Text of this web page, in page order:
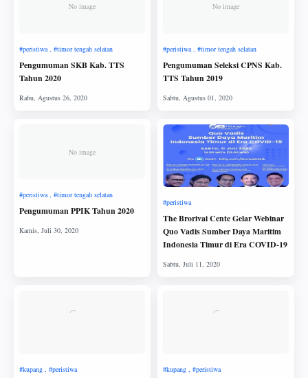
No image
Pengumuman SKB Kab. TTS
Tahun 2020
No image
Pengumuman Seleksi CPNS Kab.
TTS Tahun 2019
No image
Pengumuman PPIK Tahun 2020
The Brorivai Cente Gelar Webinar
Quo Vadis Sumber Daya Maritim
Indonesia Timur di Era COVID-19